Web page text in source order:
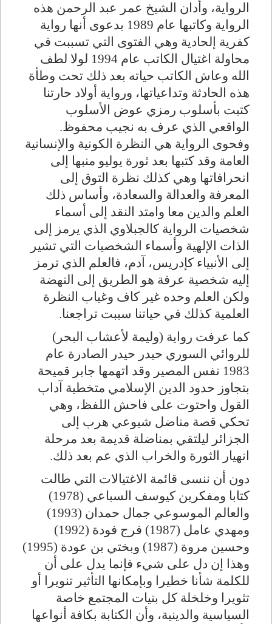
الرواية، وأدان الشيخ عمر عبد الرحمن هذه
الرواية وكاتبها عام 1989 بدعوى أنها رواية
كفرية إلحادية وهي الفتوى التي تسببت في
محاولة اغتيال الكاتب عام 1994 لولا لطف
الله وعاش الكاتب حياته بعد ذلك تحت وطأة
هذه الحادثة وتداعياتها، ورواية أولاد حارتنا
كتبت بأسلوب رمزي عوض الأسلوب
الواقعي الذي عرف به نجيب محفوظ.
وفحوى الرواية هي النظرة الكونية والإنسانية
العامة وقد كتبها بعد ثورة يوليو منبها إلى
انحرافاتها وهي كذلك نظرة التوق إلى
المعرفة والعدالة والسعادة، وأساس ذلك
العلم والدين معا وامتد النقد إلى أسماء
شخصيات الرواية كالجبلاوي الذي يرمز إلى
الذات الإلهية وأسماء الشخصيات التي تشير
إلى الأنبياء كإدريس، آدم، فالعلم الذي ترمز
إليه شخصية عرفة هو الطريق إلى النهضة
ولكن العلم وحده غير كاف وغياب النظرة
العلمية كذلك في حياتنا سببت تراجعنا.
كما عرفت رواية (وليمة لأعشاب البحر)
للروائي السوري حيدر حيدر الصادرة عام
1983 نفس المصير وقد اتهمها جابر قميحة
بتجاوز حدود الدين الإسلامي متخطية آداب
القول واحتوت على فاحش اللفظ، وهي
تحكي قصة مناضل شيوعي هرب إلى
الجزائر ليلتقي بمناضلة قديمة بعد مرحلة
انهيار الثورة والخراب الذي عم بعد ذلك.
دون أن ننسى قائمة الاغتيالات التي طالت
كتابا ومفكرين كيوسف السباعي (1978)
والعالم الموسوعي جمال حمدان (1993)
ومهدي عامل (1987) فرج فودة (1992)
وحسين مروة (1987) وبختي بن عودة (1995)
وهذا إن دل على شيء فإنما يدل على أن
للكلمة شأنا خطيرا وبإمكانها التأثير تنويرا أو
تثويرا وخلخلة كل بنيات المجتمع خاصة
السياسية والدينية، وأن الكتابة بكافة أنواعها